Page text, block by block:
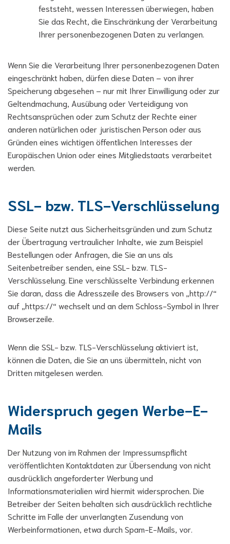
feststeht, wessen Interessen überwiegen, haben
Sie das Recht, die Einschränkung der Verarbeitung
Ihrer personenbezogenen Daten zu verlangen.
Wenn Sie die Verarbeitung Ihrer personenbezogenen Daten
eingeschränkt haben, dürfen diese Daten – von ihrer
Speicherung abgesehen – nur mit Ihrer Einwilligung oder zur
Geltendmachung, Ausübung oder Verteidigung von
Rechtsansprüchen oder zum Schutz der Rechte einer
anderen natürlichen oder juristischen Person oder aus
Gründen eines wichtigen öffentlichen Interesses der
Europäischen Union oder eines Mitgliedstaats verarbeitet
werden.
SSL- bzw. TLS-Verschlüsselung
Diese Seite nutzt aus Sicherheitsgründen und zum Schutz
der Übertragung vertraulicher Inhalte, wie zum Beispiel
Bestellungen oder Anfragen, die Sie an uns als
Seitenbetreiber senden, eine SSL- bzw. TLS-
Verschlüsselung. Eine verschlüsselte Verbindung erkennen
Sie daran, dass die Adresszeile des Browsers von „http://“
auf „https://“ wechselt und an dem Schloss-Symbol in Ihrer
Browserzeile.
Wenn die SSL- bzw. TLS-Verschlüsselung aktiviert ist,
können die Daten, die Sie an uns übermitteln, nicht von
Dritten mitgelesen werden.
Widerspruch gegen Werbe-E-
Mails
Der Nutzung von im Rahmen der Impressumspflicht
veröffentlichten Kontaktdaten zur Übersendung von nicht
ausdrücklich angeforderter Werbung und
Informationsmaterialien wird hiermit widersprochen. Die
Betreiber der Seiten behalten sich ausdrücklich rechtliche
Schritte im Falle der unverlangten Zusendung von
Werbeinformationen, etwa durch Spam-E-Mails, vor.